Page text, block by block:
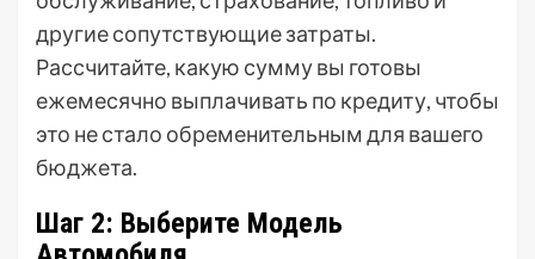
другие сопутствующие затраты.
Рассчитайте, какую сумму вы готовы
ежемесячно выплачивать по кредиту, чтобы
это не стало обременительным для вашего
бюджета.
Шаг 2: Выберите Модель